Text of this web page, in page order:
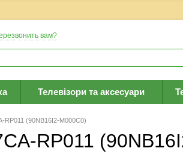
вам?
Телевізори та аксесуари
RP011 (90NB16I2-M000C0)
RP011